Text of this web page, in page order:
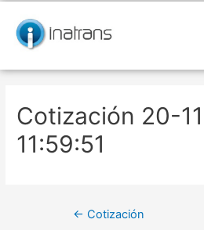
contenido
Cotización 20-
11:59:51
de
entradas
← Cotización